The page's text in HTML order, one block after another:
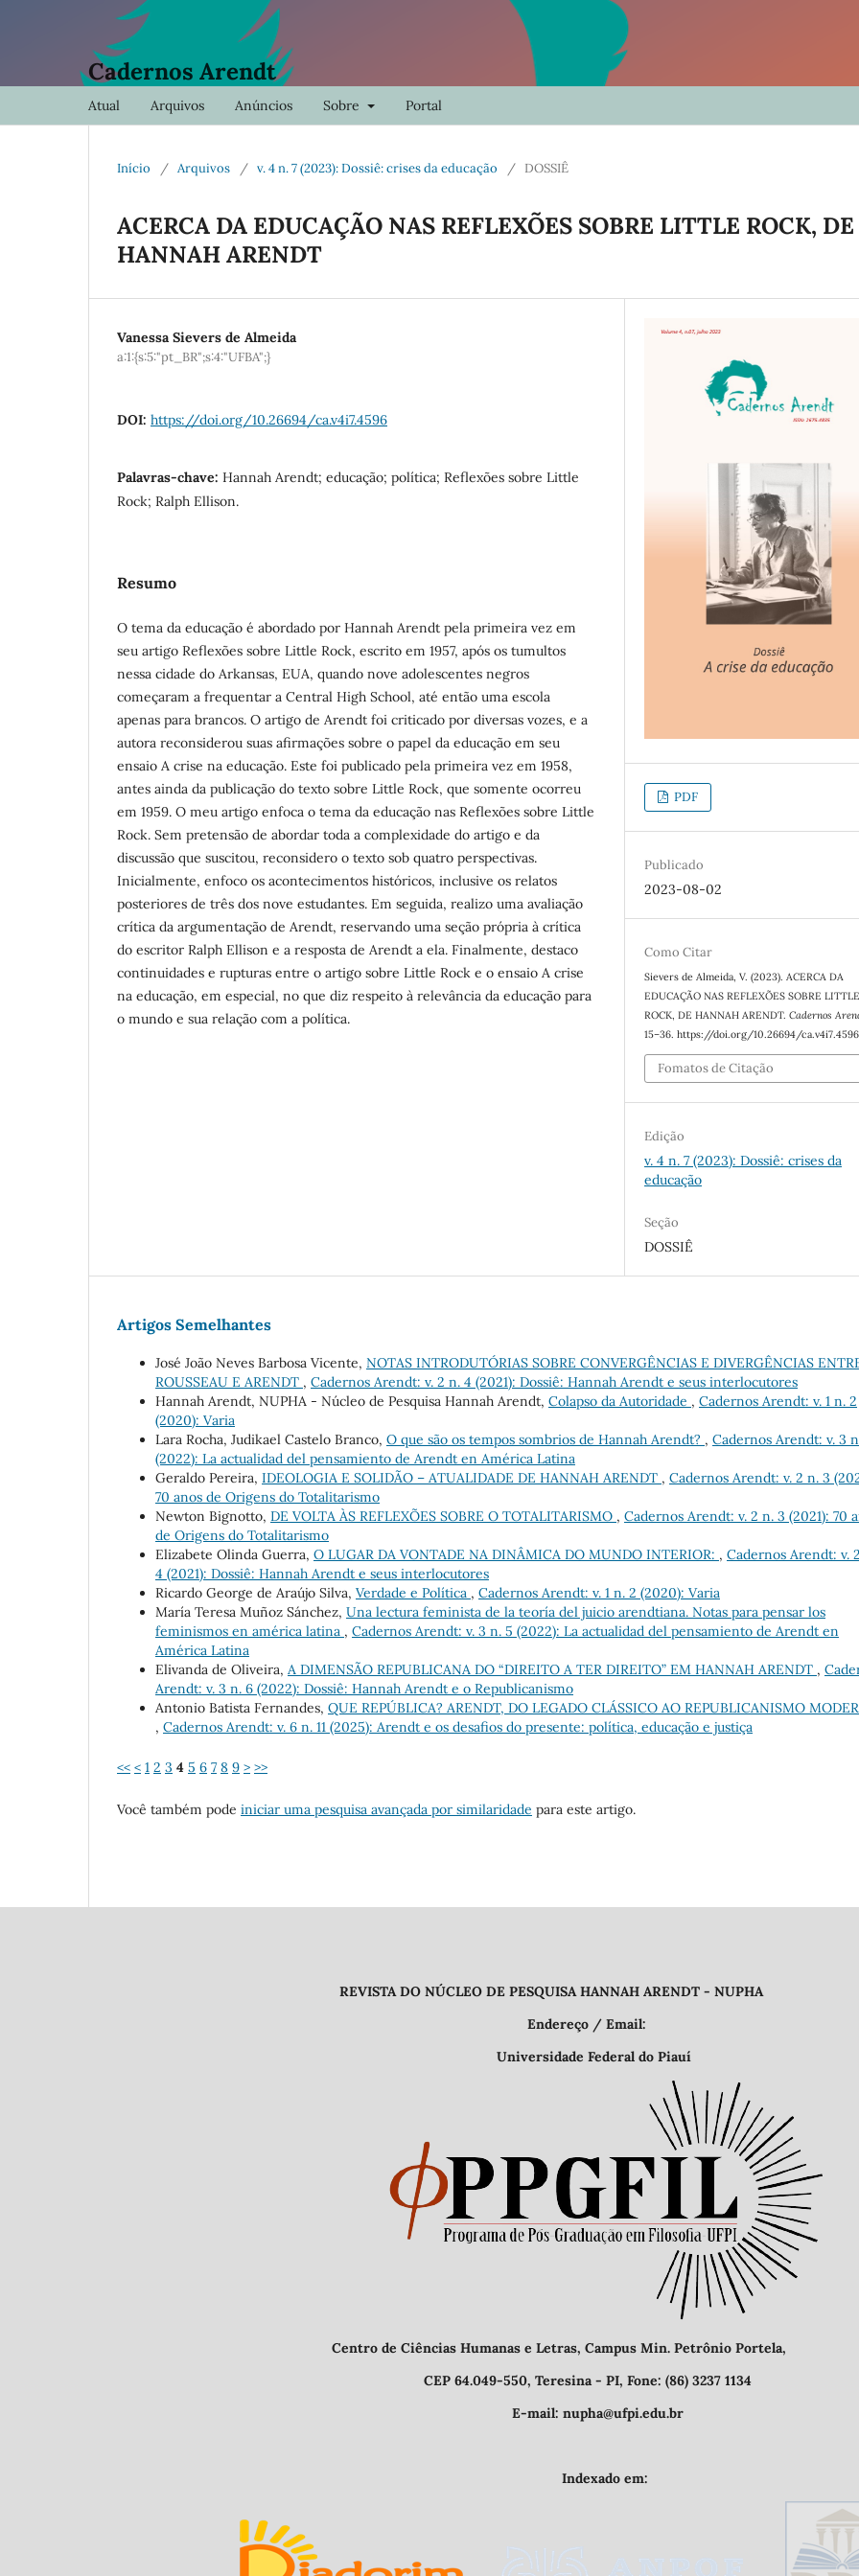
Cadernos Arendt
Atual Arquivos Anúncios Sobre Portal
Início / Arquivos / v. 4 n. 7 (2023): Dossiê: crises da educação / DOSSIÊ
ACERCA DA EDUCAÇÃO NAS REFLEXÕES SOBRE LITTLE ROCK, DE
HANNAH ARENDT
Vanessa Sievers de Almeida
a:1:{s:5:"pt_BR";s:4:"UFBA";}
DOI: https://doi.org/10.26694/ca.v4i7.4596
Palavras-chave: Hannah Arendt; educação; política; Reflexões sobre Little
Rock; Ralph Ellison.
Resumo
O tema da educação é abordado por Hannah Arendt pela primeira vez em
seu artigo Reflexões sobre Little Rock, escrito em 1957, após os tumultos
nessa cidade do Arkansas, EUA, quando nove adolescentes negros
começaram a frequentar a Central High School, até então uma escola
apenas para brancos. O artigo de Arendt foi criticado por diversas vozes, e a
autora reconsiderou suas afirmações sobre o papel da educação em seu
ensaio A crise na educação. Este foi publicado pela primeira vez em 1958,
antes ainda da publicação do texto sobre Little Rock, que somente ocorreu
em 1959. O meu artigo enfoca o tema da educação nas Reflexões sobre Little
Rock. Sem pretensão de abordar toda a complexidade do artigo e da
discussão que suscitou, reconsidero o texto sob quatro perspectivas.
Inicialmente, enfoco os acontecimentos históricos, inclusive os relatos
posteriores de três dos nove estudantes. Em seguida, realizo uma avaliação
crítica da argumentação de Arendt, reservando uma seção própria à crítica
do escritor Ralph Ellison e a resposta de Arendt a ela. Finalmente, destaco
continuidades e rupturas entre o artigo sobre Little Rock e o ensaio A crise
na educação, em especial, no que diz respeito à relevância da educação para
o mundo e sua relação com a política.
PDF
Publicado
2023-08-02
Como Citar
Sievers de Almeida, V. (2023). ACERCA DA
EDUCAÇÃO NAS REFLEXÕES SOBRE LITTLE
ROCK, DE HANNAH ARENDT.Cadernos
15–36. https://doi.org/10.26694/ca.v4i7.4596
Fomatos de Citação
Edição
v. 4 n. 7 (2023): Dossiê: crises da
educação
Seção
DOSSIÊ
Artigos Semelhantes
José João Neves Barbosa Vicente, NOTAS INTRODUTÓRIAS SOBRE CONVERGÊNCIAS E DIVERGÊNCIAS
ROUSSEAU E ARENDT , Cadernos Arendt: v. 2 n. 4 (2021): Dossiê: Hannah Arendt e seus interlocutores
Hannah Arendt, NUPHA - Núcleo de Pesquisa Hannah Arendt, Colapso da Autoridade , Cadernos Arendt: v. 1 n. 2
(2020): Varia
Lara Rocha, Judikael Castelo Branco, O que são os tempos sombrios de Hannah Arendt? , Cadernos Arendt: v. 3
(2022): La actualidad del pensamiento de Arendt en América Latina
Geraldo Pereira, IDEOLOGIA E SOLIDÃO – ATUALIDADE DE HANNAH ARENDT , Cadernos Arendt: v. 2 n. 3
70 anos de Origens do Totalitarismo
Newton Bignotto, DE VOLTA ÀS REFLEXÕES SOBRE O TOTALITARISMO , Cadernos Arendt: v. 2 n. 3 (2021): 70
de Origens do Totalitarismo
Elizabete Olinda Guerra, O LUGAR DA VONTADE NA DINÂMICA DO MUNDO INTERIOR: , Cadernos Arendt: v.
4 (2021): Dossiê: Hannah Arendt e seus interlocutores
Ricardo George de Araújo Silva, Verdade e Política , Cadernos Arendt: v. 1 n. 2 (2020): Varia
María Teresa Muñoz Sánchez, Una lectura feminista de la teoría del juicio arendtiana. Notas para pensar los
feminismos en américa latina , Cadernos Arendt: v. 3 n. 5 (2022): La actualidad del pensamiento de Arendt en
América Latina
Elivanda de Oliveira, A DIMENSÃO REPUBLICANA DO “DIREITO A TER DIREITO” EM HANNAH ARENDT ,
Arendt: v. 3 n. 6 (2022): Dossiê: Hannah Arendt e o Republicanismo
Antonio Batista Fernandes, QUE REPÚBLICA? ARENDT, DO LEGADO CLÁSSICO AO REPUBLICANISMO
, Cadernos Arendt: v. 6 n. 11 (2025): Arendt e os desafios do presente: política, educação e justiça
<< < 1 2 3 4 5 6 7 8 9 > >>
Você também pode iniciar uma pesquisa avançada por similaridade para este artigo.
REVISTA DO NÚCLEO DE PESQUISA HANNAH ARENDT - NUPHA
Endereço / Email:
Universidade Federal do Piauí
Centro de Ciências Humanas e Letras, Campus Min. Petrônio Portela,
CEP 64.049-550, Teresina - PI, Fone: (86) 3237 1134
E-mail: nupha@ufpi.edu.br
Indexado em: